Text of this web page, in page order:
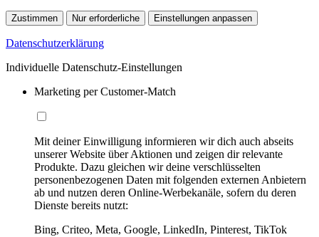
Zustimmen Nur erforderliche Einstellungen anpassen
Datenschutzerklärung
Individuelle Datenschutz-Einstellungen
Marketing per Customer-Match
Mit deiner Einwilligung informieren wir dich auch abseits
unserer Website über Aktionen und zeigen dir relevante
Produkte. Dazu gleichen wir deine verschlüsselten
personenbezogenen Daten mit folgenden externen Anbietern
ab und nutzen deren Online-Werbekanäle, sofern du deren
Dienste bereits nutzt:
Bing, Criteo, Meta, Google, LinkedIn, Pinterest, TikTok